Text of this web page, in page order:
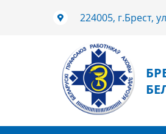
224005, г.Брест,